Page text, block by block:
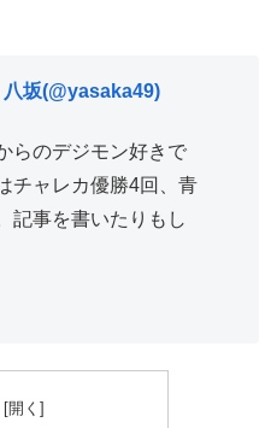
八坂(@yasaka49)
らのデジモン好きで
チャレカ優勝4回、青
記事を書いたりもし